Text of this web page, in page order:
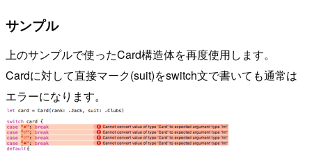
サンプル
上のサンプルで使ったCard構造体を再度使用します。
Cardに対して直接マーク(suit)をswitch文で書いても通常は
エラーになります。